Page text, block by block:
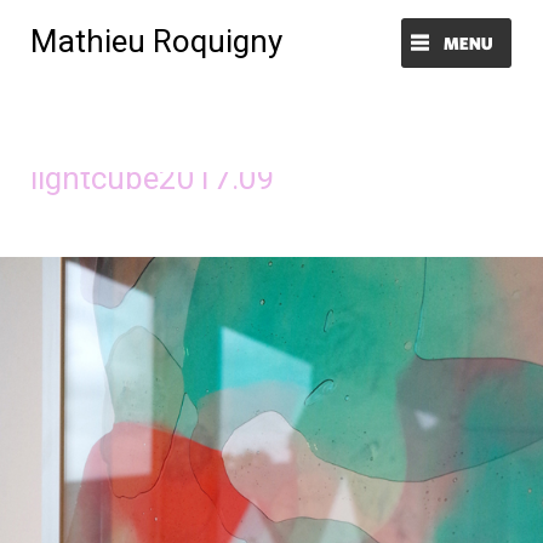
Mathieu Roquigny
Menu et widgets
lightcube2017.09